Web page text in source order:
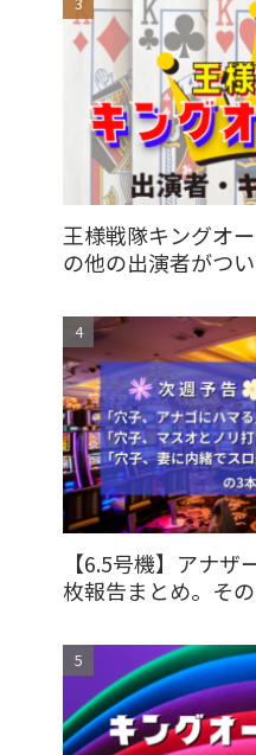
王様戦隊キングオ
の他の出演者がつい
【6.5号機】アナ
枚報告まとめ。そ